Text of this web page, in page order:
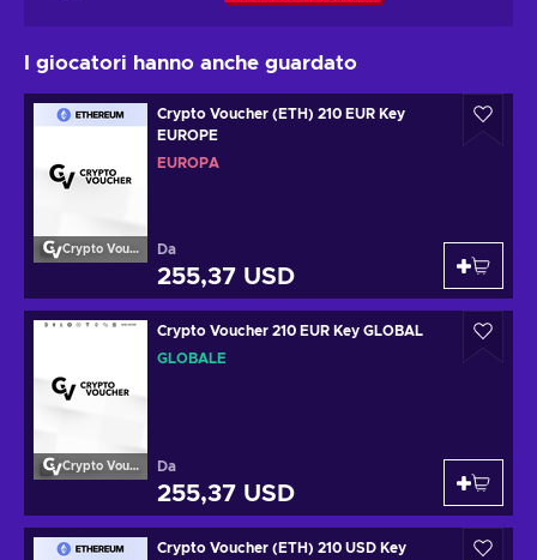
I giocatori hanno anche guardato
Crypto Voucher
Crypto Voucher (ETH) 210 EUR Key
EUROPE
EUROPA
Da
255,37 USD
Crypto Voucher
Crypto Voucher 210 EUR Key GLOBAL
GLOBALE
Da
255,37 USD
Crypto Voucher (ETH) 210 USD Key